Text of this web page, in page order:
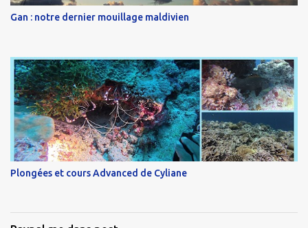
Gan : notre dernier mouillage maldivien
Plongées et cours Advanced de Cyliane